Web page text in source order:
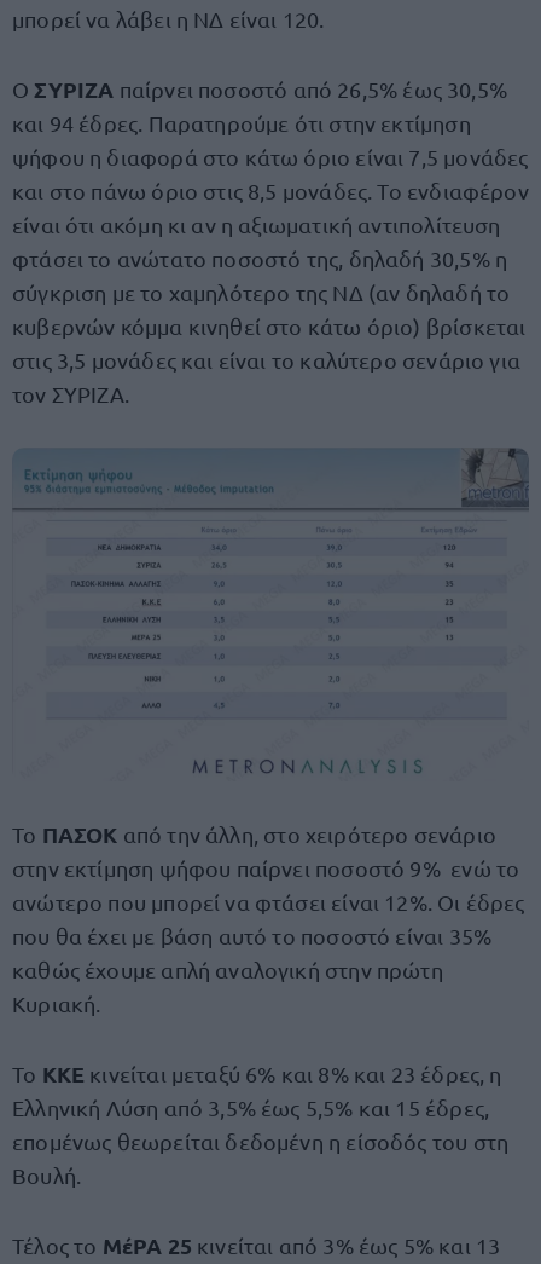
μπορεί να λάβει η ΝΔ είναι 120.
Ο ΣΥΡΙΖΑ παίρνει ποσοστό από 26,5% έως 30,5%
και 94 έδρες. Παρατηρούμε ότι στην εκτίμηση
ψήφου η διαφορά στο κάτω όριο είναι 7,5 μονάδες
και στο πάνω όριο στις 8,5 μονάδες. Το ενδιαφέρον
είναι ότι ακόμη κι αν η αξιωματική αντιπολίτευση
φτάσει το ανώτατο ποσοστό της, δηλαδή 30,5% η
σύγκριση με το χαμηλότερο της ΝΔ (αν δηλαδή το
κυβερνών κόμμα κινηθεί στο κάτω όριο) βρίσκεται
στις 3,5 μονάδες και είναι το καλύτερο σενάριο για
τον ΣΥΡΙΖΑ.
Το ΠΑΣΟΚ από την άλλη, στο χειρότερο σενάριο
στην εκτίμηση ψήφου παίρνει ποσοστό 9% ενώ το
ανώτερο που μπορεί να φτάσει είναι 12%. Οι έδρες
που θα έχει με βάση αυτό το ποσοστό είναι 35%
καθώς έχουμε απλή αναλογική στην πρώτη
Κυριακή.
Το ΚΚΕ κινείται μεταξύ 6% και 8% και 23 έδρες, η
Ελληνική Λύση από 3,5% έως 5,5% και 15 έδρες,
επομένως θεωρείται δεδομένη η είσοδός του στη
Βουλή.
Τέλος το ΜέΡΑ 25 κινείται από 3% έως 5% και 13